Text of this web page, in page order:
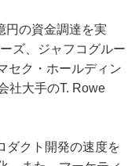
の資金調達を実
ズ、ジャフコグルー
セク・ホールディン
社大手のT. Rowe
クト開発の速度を